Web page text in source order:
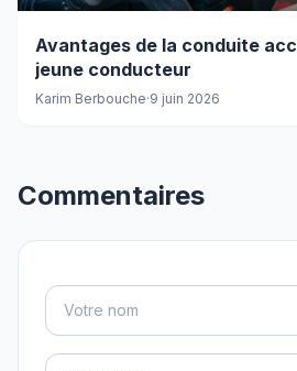
Avantages de la conduite
jeune conducteur
Karim Berbouche·9 juin 2026
Commentaires